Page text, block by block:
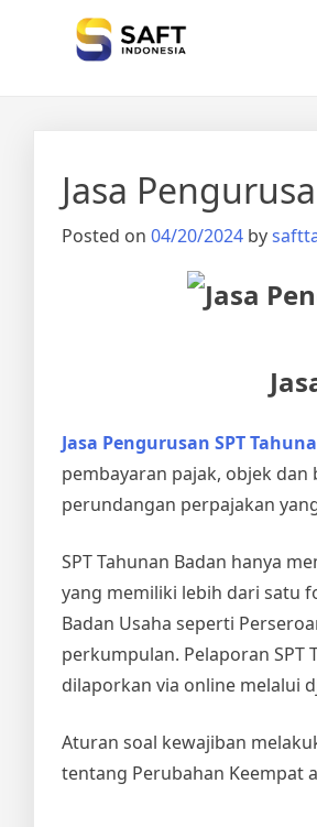
Solisi Perjakan Anda
Jasa
Posted on 04/20/2024 by
Jasa Pengurusan SPT
pembayaran pajak, objek
perundangan perpajakan
SPT Tahunan Badan hanya
yang memiliki lebih dari satu
Badan Usaha seperti
perkumpulan. Pelaporan SPT
dilaporkan via online melalui
Aturan soal kewajiban
tentang Perubahan Keempat